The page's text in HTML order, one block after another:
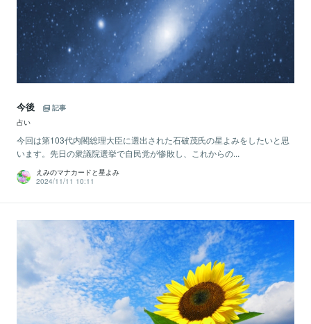
今後
記事
占い
今回は第103代内閣総理大臣に選出された石破茂氏の星よみをしたいと思
います。先日の衆議院選挙で自民党が惨敗し、これからの...
えみのマナカードと星よみ
2024/11/11 10:11